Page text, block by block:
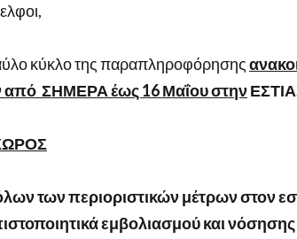
κύκλο της παραπληροφόρησης
από ΣΗΜΕΡΑ έως 16 Μαΐου στην
των περιοριστικών μέτρων στον
εμβολιασμού και